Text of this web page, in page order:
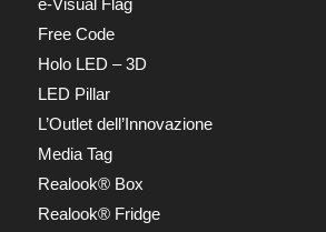
e-Visual Flag
Free Code
Holo LED – 3D
LED Pillar
L’Outlet dell’Innovazione
Media Tag
Realook® Box
Realook® Fridge